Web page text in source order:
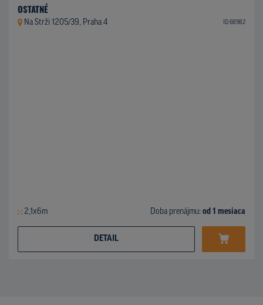
OSTATNÉ
Na Strži 1205/39, Praha 4 ID 68982
2,1x6m Doba prenájmu: od 1 mesiaca
DETAIL